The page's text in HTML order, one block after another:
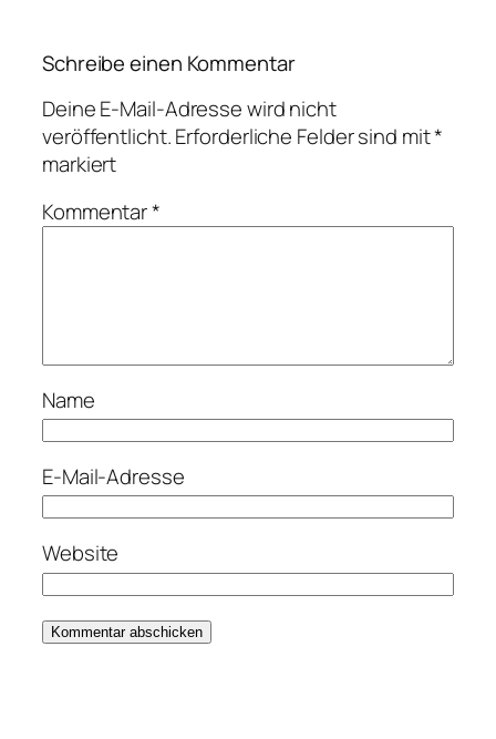
Schreibe einen Kommentar
Deine E-Mail-Adresse wird nicht
veröffentlicht.Erforderliche Felder sind mit*
markiert
Kommentar*
Name
E-Mail-Adresse
Website